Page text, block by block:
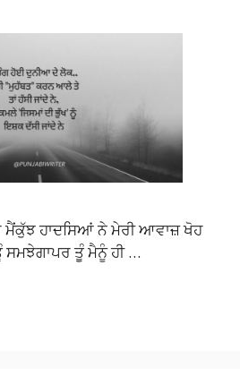
ਹਾਦਸਿਆਂ ਨੇ ਮੇਰੀ ਆਵਾਜ਼ ਖੋਹ
ਸਮਝੇਗਾਪਰ ਤੂੰ ਮੈਨੂੰ ਹੀ …